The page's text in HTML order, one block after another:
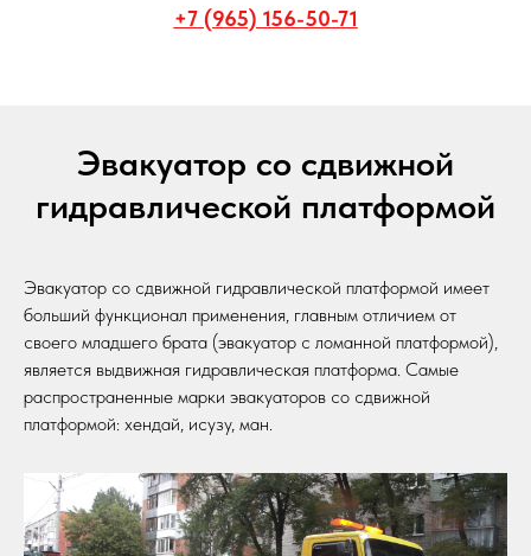
+7 (965) 156-50-71
Эвакуатор со сдвижной
гидравлической платформой
Эвакуатор со сдвижной гидравлической платформой имеет
больший функционал применения, главным отличием от
своего младшего брата (эвакуатор с ломанной платформой),
является выдвижная гидравлическая платформа. Самые
распространенные марки эвакуаторов со сдвижной
платформой: хендай, исузу, ман.